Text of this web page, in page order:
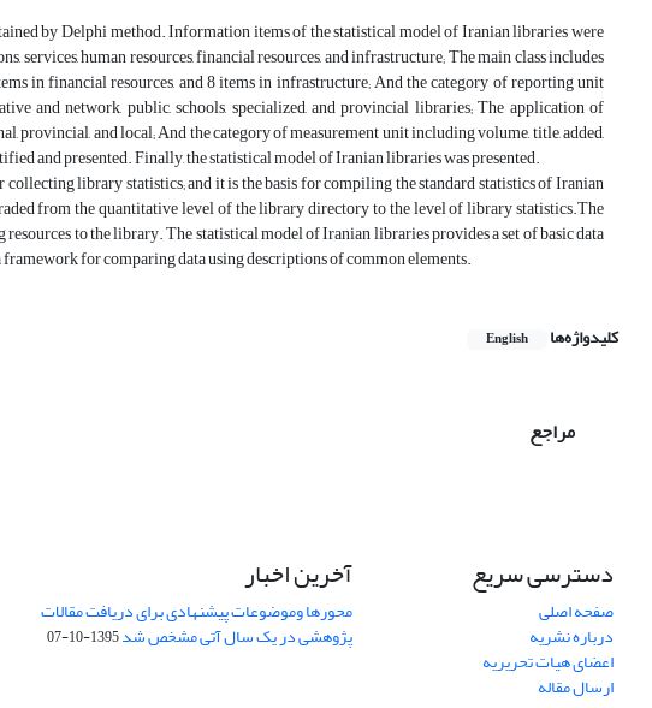
by Delphi method. Information items of the statistical model of Iranian libraries were
services, human resources, financial resources, and infrastructure; The main class includes
in financial resources, and 8 items in infrastructure; And the category of reporting unit
and network, public, schools, specialized, and provincial libraries; The application of
and local; And the category of measurement unit including volume, title, added,
and presented. Finally, the statistical model of Iranian libraries was presented.
library statistics; and it is the basis for compiling the standard statistics of Iranian
from the quantitative level of the library directory to the level of library statistics.The
to the library. The statistical model of Iranian libraries provides a set of basic data
for comparing data using descriptions of common elements.
کلیدواژه‌ها English
مراجع
دسترسی سریع
صفحه اصلی
درباره نشریه
اعضای هیات تحریریه
ارسال مقاله
آخرین اخبار
محورها وموضوعات پیشنهادی برای دریافت مقالات
پژوهشی در یک سال آتی مشخص شد1395-10-07